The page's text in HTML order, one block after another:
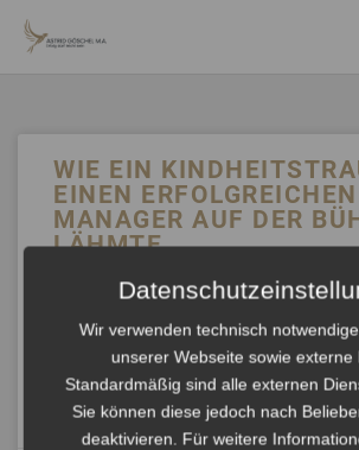
INHALT
WIE EIN
EINEN ERFOLGREICHEN
MANAGER AUF DER
LÄHMTE
Erfolg darf leicht sein, doch oft ist er es
die zu mir ins Coaching kommen, tragen
sich und sehnen sich nach Leichtigkeit.
ANHÖREN »
Wir verwenden technisch
unserer Webseite sowie externe
Standardmäßig sind alle externen
Sie können diese jedoch nach
deaktivieren. Für weitere